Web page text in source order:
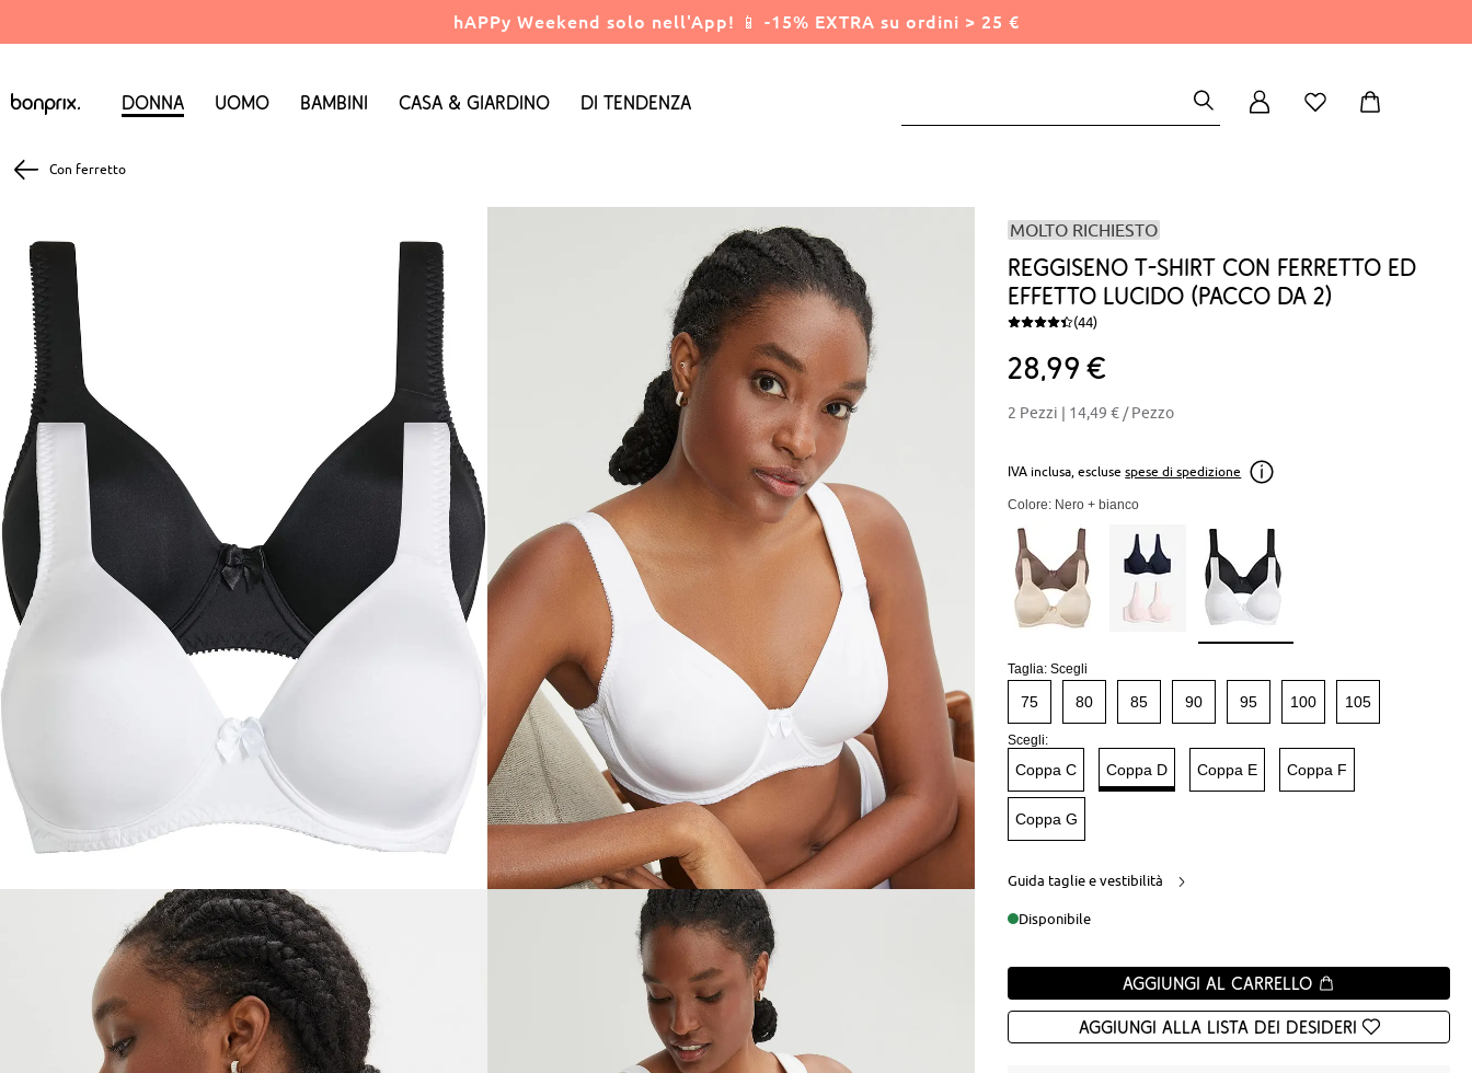
hAPPy Weekend solo nell'App! 📱 -15% EXTRA su ordini > 25 €
Donna Uomo Bambini Casa & Giardino Di tendenza
Con ferretto
MOLTO RICHIESTO
Reggiseno t-shirt con ferretto ed
effetto lucido (pacco da 2)
(44)
28 99 €
2 Pezzi | 14,49 € / Pezzo
IVA inclusa, escluse spese di spedizione
Colore: Nero + bianco
Taglia:Scegli
75 80 85 90 95 100 105
Scegli:
Coppa C Coppa D Coppa E Coppa F
Coppa G
Guida taglie e vestibilità
Disponibile
Aggiungi al carrello
Aggiungi alla Lista dei desideri